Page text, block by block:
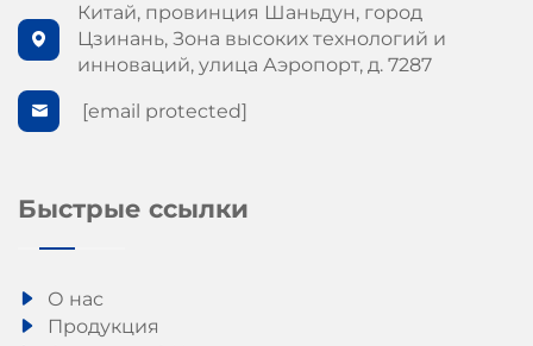
Китай, провинция Шаньдун, город
Цзинань, Зона высоких технологий и
инноваций, улица Аэропорт, д. 7287
[email protected]
Быстрые ссылки
О нас
Продукция